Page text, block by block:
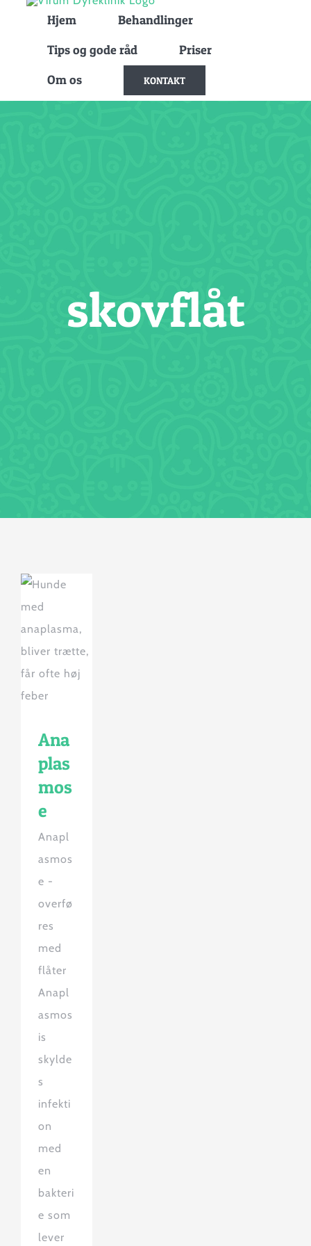
Hjem Behandlinger
Tips og gode råd Priser
Om os KONTAKT
skovflåt
Ana
plas
mos
e
Anapl
asmos
e -
overfø
res
med
flåter
Anapl
asmos
is
skylde
s
infekti
on
med
en
bakteri
e som
lever